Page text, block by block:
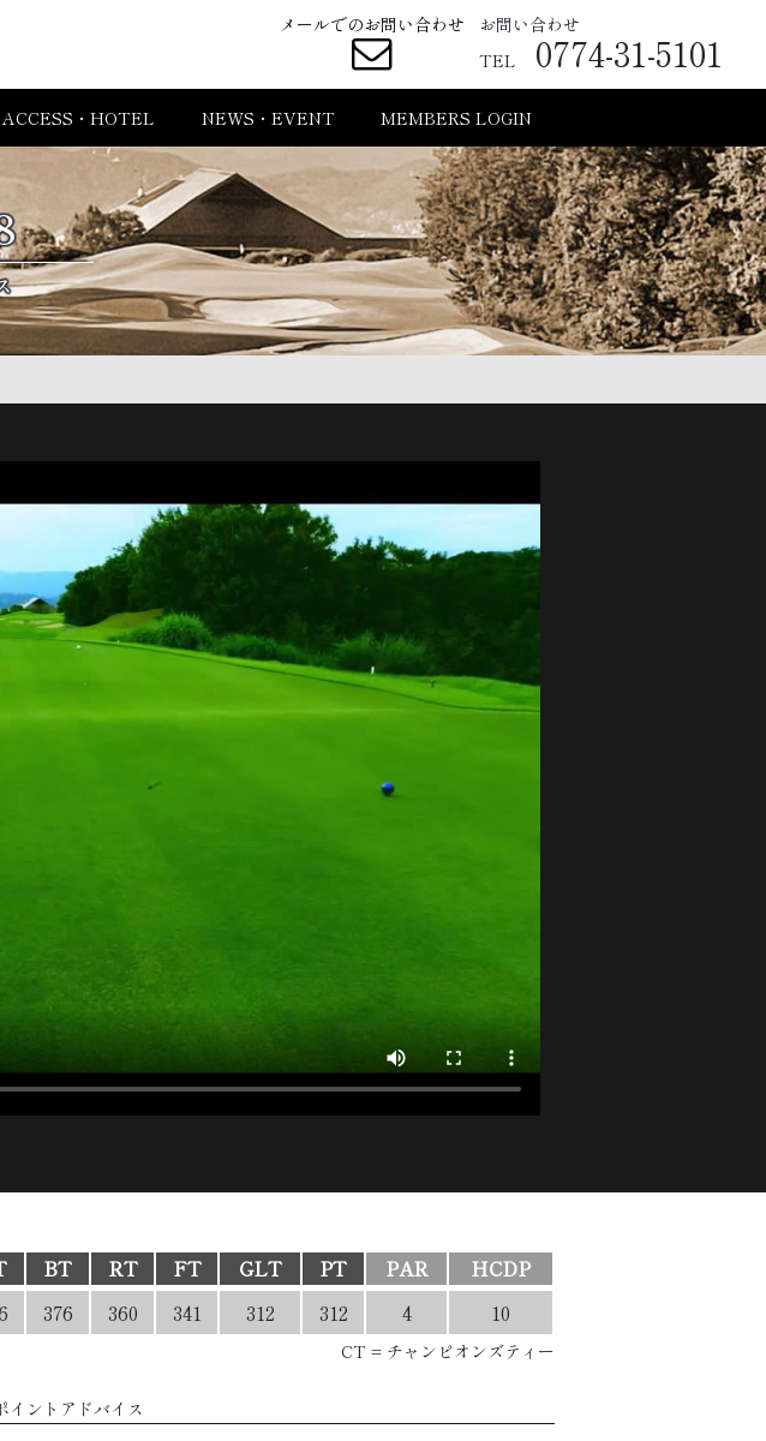
メールでのお問い合わせ
お問い合わせ
TEL
0774-31-5101
ACCESS・HOTEL NEWS・EVENT MEMBERS LOGIN
CT = チャンピオンズティー
BT RT FT GLT PT PAR
HCDP
376 360 341 312 312 4 10
イントアドバイス